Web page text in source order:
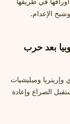
الإعدام.
بعد حرب
وميليشيات
الصراع وإعادة